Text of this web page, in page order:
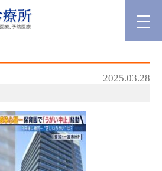
2025.03.28